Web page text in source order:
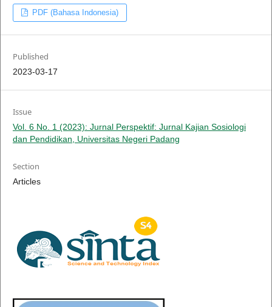
PDF (Bahasa Indonesia)
Published
2023-03-17
Issue
Vol. 6 No. 1 (2023): Jurnal Perspektif: Jurnal Kajian Sosiologi
dan Pendidikan, Universitas Negeri Padang
Section
Articles